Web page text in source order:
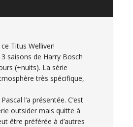
Titus Welliver!
3 saisons de Harry Bosch
(+nuits). La série
très spécifique,
l’a présentée. C’est
outsider mais quitte à
être préférée à d’autres